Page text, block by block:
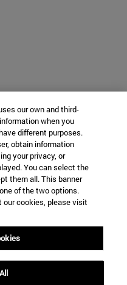
our own and third-
when you
different purposes.
obtain information
your privacy, or
You can select the
them all. This banner
of the two options.
our cookies, please visit